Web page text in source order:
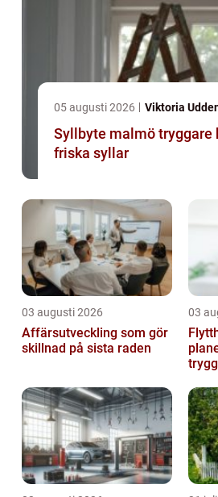
05 augusti 2026 Viktoria
Syllbyte malmö tryggare hus med
friska syllar
03 augusti 2026
Affärsutveckling som gör
skillnad på sista raden
03